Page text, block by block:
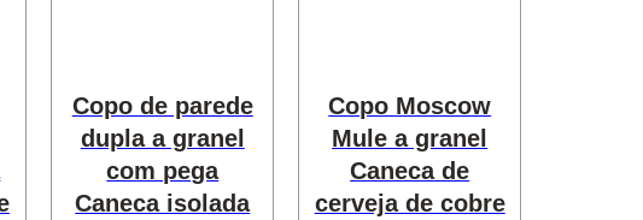
Copo de parede
dupla a granel
com pega
Caneca isolada
Copo Moscow
Mule a granel
Caneca de
cerveja de cobre